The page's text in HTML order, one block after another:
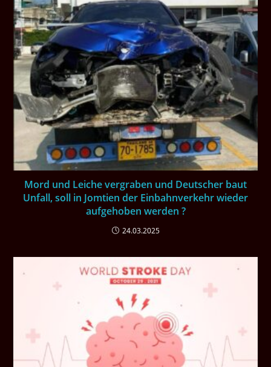
Mord und Leiche vergraben und Deutscher baut
Unfall, soll in Jomtien der Einbahnverkehr wieder
aufgehoben werden ?
24.03.2025